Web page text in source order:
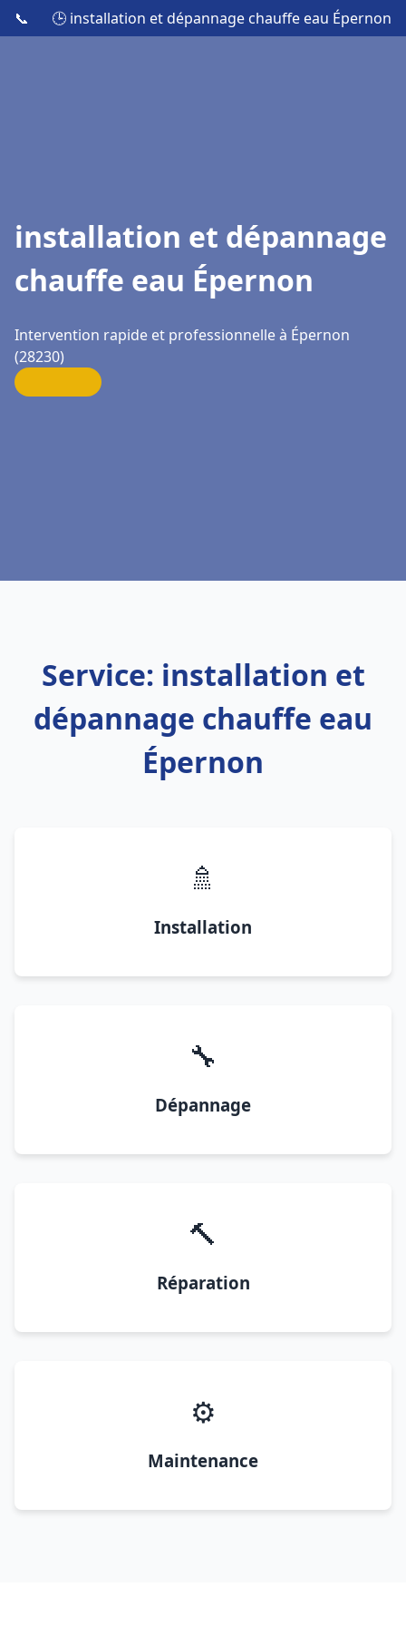
📞 🕒 installation et dépannage chauffe eau Épernon
installation et dépannage
chauffe eau Épernon
Intervention rapide et professionnelle à Épernon
(28230)
Service: installation et
dépannage chauffe eau
Épernon
🚿
Installation
🔧
Dépannage
🔨
Réparation
⚙️
Maintenance